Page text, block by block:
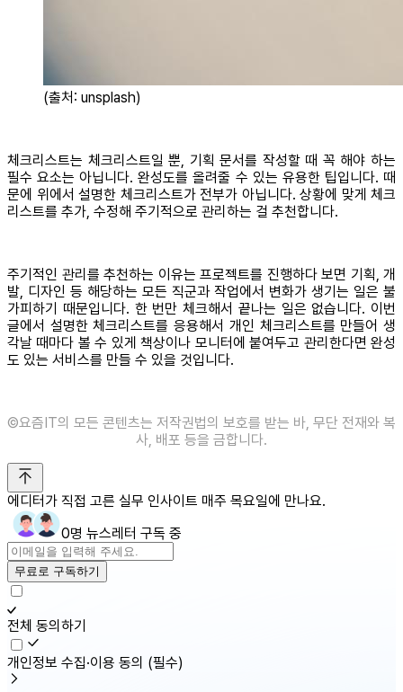
(출처: unsplash)
체크리스트는 체크리스트일 뿐, 기획 문서를 작성할 때 꼭 해야 하는
필수 요소는 아닙니다. 완성도를 올려줄 수 있는 유용한 팁입니다. 때
문에 위에서 설명한 체크리스트가 전부가 아닙니다. 상황에 맞게 체크
리스트를 추가, 수정해 주기적으로 관리하는 걸 추천합니다.
주기적인 관리를 추천하는 이유는 프로젝트를 진행하다 보면 기획, 개
발, 디자인 등 해당하는 모든 직군과 작업에서 변화가 생기는 일은 불
가피하기 때문입니다. 한 번만 체크해서 끝나는 일은 없습니다. 이번
글에서 설명한 체크리스트를 응용해서 개인 체크리스트를 만들어 생
각날 때마다 볼 수 있게 책상이나 모니터에 붙여두고 관리한다면 완성
도 있는 서비스를 만들 수 있을 것입니다.
©️요즘IT의 모든 콘텐츠는 저작권법의 보호를 받는 바, 무단 전재와 복
사, 배포 등을 금합니다.
에디터가 직접 고른 실무 인사이트 매주 목요일에 만나요.
0명 뉴스레터 구독 중
무료로 구독하기
전체 동의하기
개인정보 수집·이용 동의 (필수)